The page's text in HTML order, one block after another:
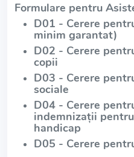
Formulare pentru
D01 - Cerere
minim garantat)
D02 - Cerere
copii
D03 - Cerere
sociale
D04 - Cerere
indemnizații
handicap
D05 - Cerere